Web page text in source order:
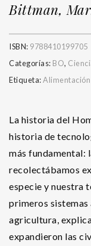
Bittman,
ISBN: 9788410199705
Categorías: BO,
Etiqueta:Alimentación
La historia del
historia de
más fundamental:
recolectábamos
especie y nuestra
primeros
agricultura,
expandieron las